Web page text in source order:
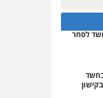
זכויות
מעצרים
לסחר